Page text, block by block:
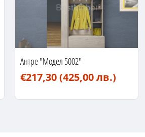
Антре "Модел 5002"
€217,30(425,00 лв.)